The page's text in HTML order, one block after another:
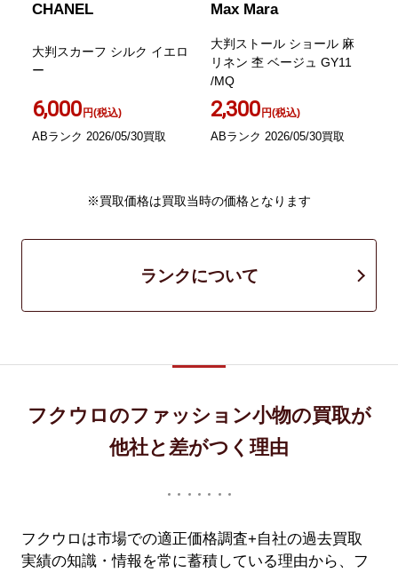
CHANEL
大判スカーフ シルク イエロ
ー
6,000 円(税込)
ABランク 2026/05/30買取
Max Mara
大判ストール ショール 麻
リネン 杢 ベージュ GY11
/MQ
2,300 円(税込)
ABランク 2026/05/30買取
※買取価格は買取当時の価格となります
ランクについて
フクウロのファッション小物の買取が
他社と差がつく理由
フクウロは市場での適正価格調査+自社の過去買取
実績の知識・情報を常に蓄積している理由から、フ